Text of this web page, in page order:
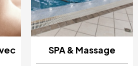
SPA & Massage